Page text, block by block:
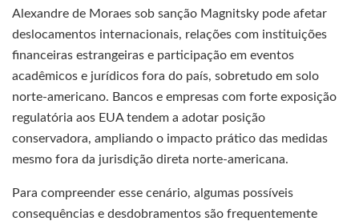
Alexandre de Moraes sob sanção Magnitsky pode afetar
deslocamentos internacionais, relações com instituições
financeiras estrangeiras e participação em eventos
acadêmicos e jurídicos fora do país, sobretudo em solo
norte-americano. Bancos e empresas com forte exposição
regulatória aos EUA tendem a adotar posição
conservadora, ampliando o impacto prático das medidas
mesmo fora da jurisdição direta norte-americana.
Para compreender esse cenário, algumas possíveis
consequências e desdobramentos são frequentemente